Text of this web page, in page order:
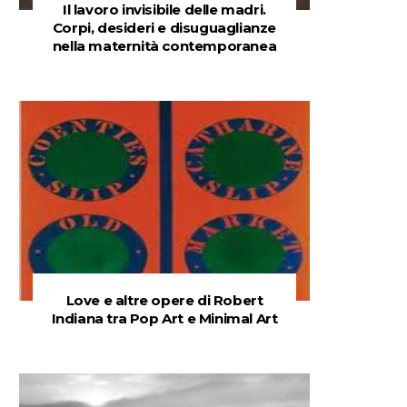
Il lavoro invisibile delle madri.
Corpi, desideri e disuguaglianze
nella maternità contemporanea
Love e altre opere di Robert
Indiana tra Pop Art e Minimal Art